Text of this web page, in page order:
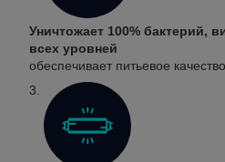
Уничтожает 100% бактерий,
всех уровней
обеспечивает питьевое